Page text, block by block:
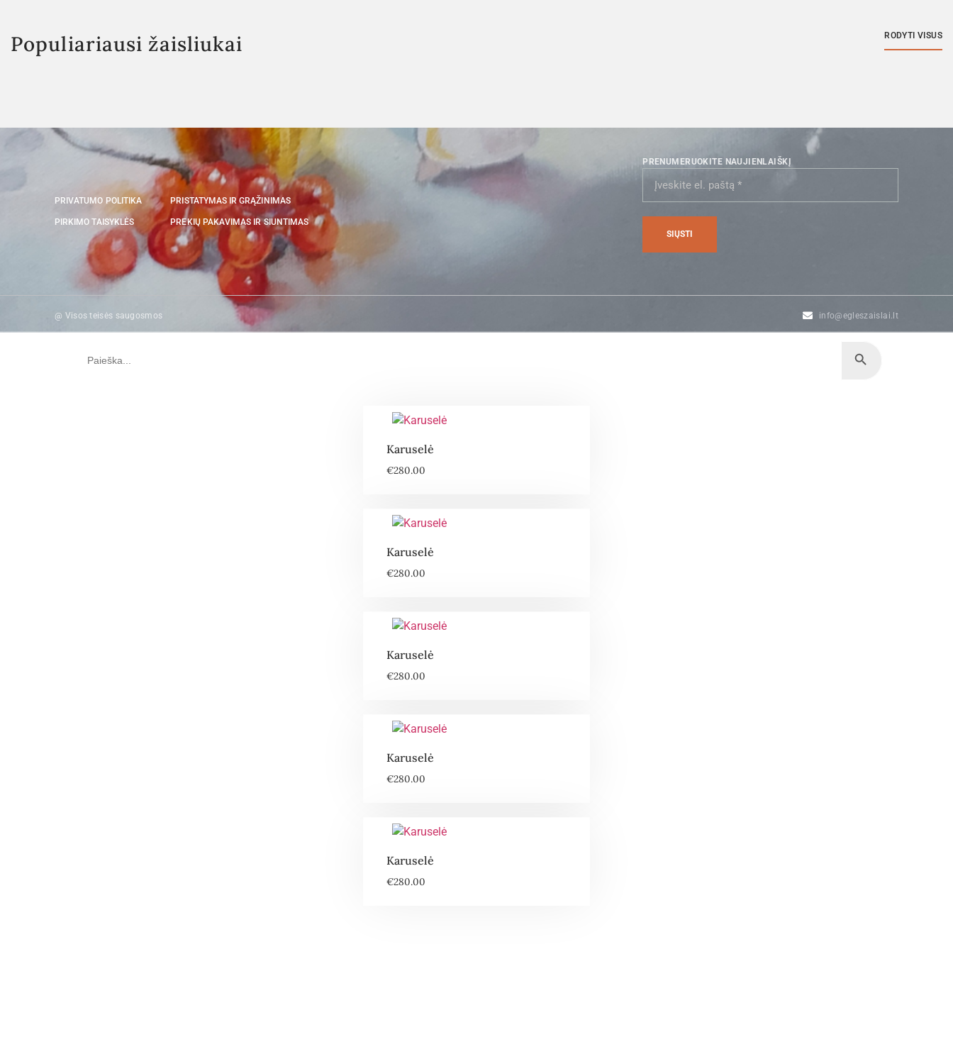
Populiariausi žaisliukai RODYTI VISUS
PRIVATUMO POLITIKA
PIRKIMO TAISYKLĖS
PRISTATYMAS IR GRĄŽINIMAS
PREKIŲ PAKAVIMAS IR SIUNTIMAS
PRENUMERUOKITE NAUJIENLAIŠKĮ
@ Visos teisės saugosmos info@egleszaislai.lt
Karuselė
€280.00
Karuselė
€280.00
Karuselė
€280.00
Karuselė
€280.00
Karuselė
€280.00